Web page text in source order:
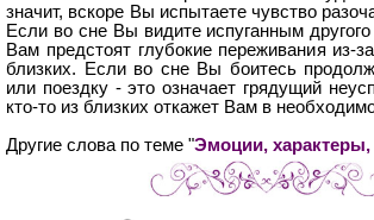
значит, вскоре Вы испытаете чувство
Если во сне Вы видите испуганным другого
Вам предстоят глубокие переживания из-
близких. Если во сне Вы боитесь
или поездку - это означает грядущий
кто-то из близких откажет Вам в
Другие слова по теме "Эмоции, характеры,